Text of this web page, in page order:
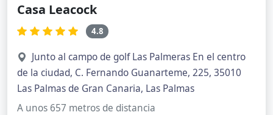
Casa Leacock
4.8
Junto al campo de golf Las Palmeras En el centro
de la ciudad, C. Fernando Guanarteme, 225, 35010
Las Palmas de Gran Canaria, Las Palmas
A unos 657 metros de distancia